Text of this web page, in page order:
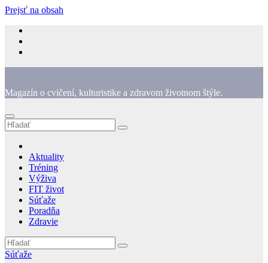
Prejsť na obsah
Magazín o cvičení, kulturistike a zdravom životnom štýle.
Aktuality
Tréning
Výživa
FIT život
Súťaže
Poradňa
Zdravie
Súťaže